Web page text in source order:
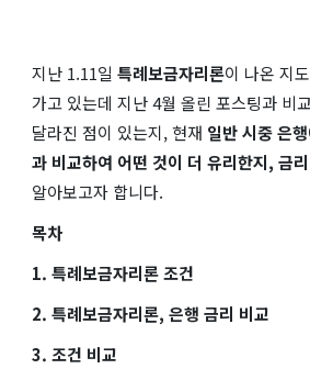
지난 1.11일 특례보금자리론이 나온 지
가고 있는데 지난 4월 올린 포스팅과 비
달라진 점이 있는지, 현재 일반 시중 은
과 비교하여 어떤 것이 더 유리한지, 금
알아보고자 합니다.
목차
1. 특례보금자리론 조건
2. 특례보금자리론, 은행 금리 비교
3. 조건 비교